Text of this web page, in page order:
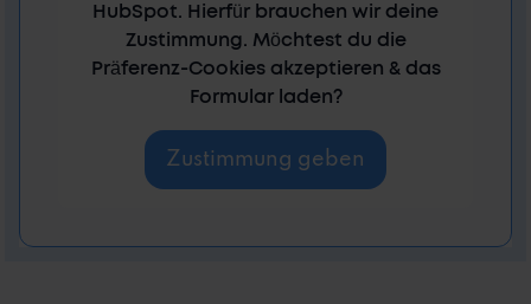
HubSpot. Hierfür brauchen wir deine
Zustimmung. Möchtest du die
Präferenz-Cookies akzeptieren & das
Formular laden?
Zustimmung geben